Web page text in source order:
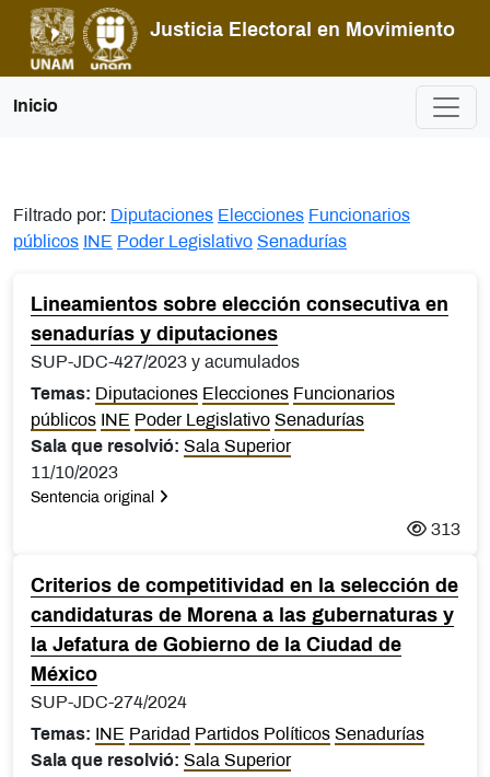
Justicia Electoral en Movimiento
Inicio
Filtrado por: Diputaciones Elecciones Funcionarios
públicos
INE Poder Legislativo Senadurías
Lineamientos sobre elección consecutiva en
senadurías y diputaciones
SUP-JDC-427/2023 y acumulados
Temas:
Diputaciones Elecciones Funcionarios
públicos
INE Poder Legislativo Senadurías
Sala que resolvió: Sala Superior
11/10/2023
Sentencia original
313
Criterios de competitividad en la selección de
candidaturas de Morena a las gubernaturas y
la Jefatura de Gobierno de la Ciudad de
México
SUP-JDC-274/2024
Temas:
INE Paridad Partidos Políticos Senadurías
Sala que resolvió: Sala Superior